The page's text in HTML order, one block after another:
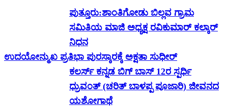
ಪುತ್ತೂರು:ಶಾಂತಿಗೋಡು ಬಿಲ್ಲವ ಗ್ರಾಮ
ಸಮಿತಿಯ ಮಾಜಿ ಅಧ್ಯಕ್ಷ ರವಿಕುಮಾರ್ ಕಲ್ಕಾರ್
ನಿಧನ
ಉದಯೋನ್ಮುಖ ಪ್ರತಿಭಾ ಪುರಸ್ಕಾರಕ್ಕೆ ಅಕ್ಷತಾ ಸುಧೀರ್
ಕಲರ್ಸ್ ಕನ್ನಡ ಬಿಗ್ ಬಾಸ್ 12ರ ಸ್ಪರ್ಧಿ
ಧ್ರುವಂತ್ (ಚರಿತ್ ಬಾಳಪ್ಪ ಪೂಜಾರಿ) ಜೀವನದ
ಯಶೋಗಾಥೆ